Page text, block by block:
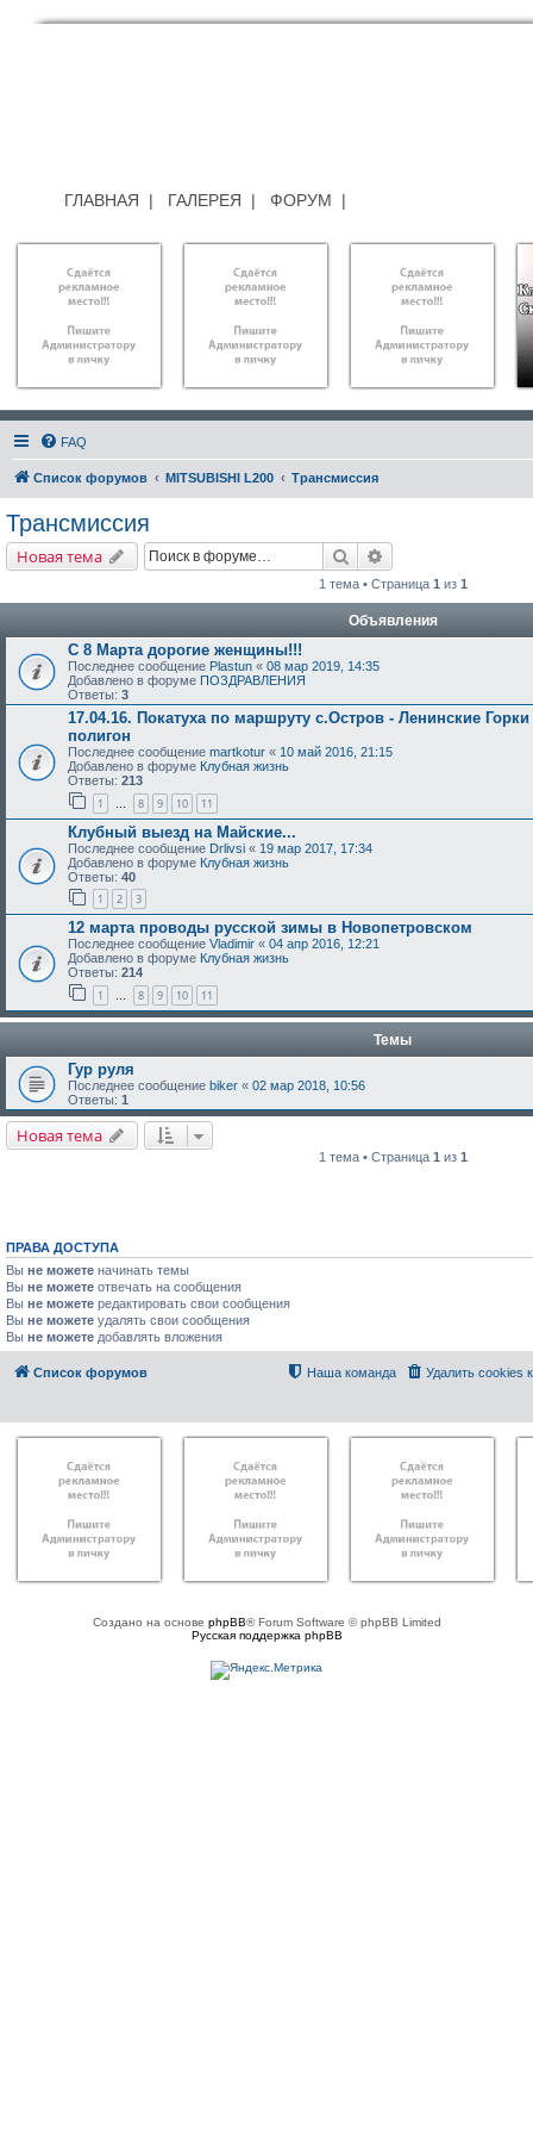
ГЛАВНАЯ | ГАЛЕРЕЯ | ФОРУМ |
FAQ
Список форумов MITSUBISHI L200 Трансмиссия
Трансмиссия
Новая тема Поиск
1 тема • Страница 1 из 1
Объявления
С 8 Марта дорогие женщины!!!
Последнее сообщение Plastun « 08 мар 2019, 14:35
Добавлено в форуме ПОЗДРАВЛЕНИЯ
Ответы: 3
17.04.16. Покатуха по маршруту с.Остров - Ленинские
полигон
Последнее сообщение martkotur « 10 май 2016, 21:15
Добавлено в форуме Клубная жизнь
Ответы: 213
1 … 8 9 10 11
Клубный выезд на Майские...
Последнее сообщение Drlivsi « 19 мар 2017, 17:34
Добавлено в форуме Клубная жизнь
Ответы: 40
1 2 3
12 марта проводы русской зимы в Новопетровском
Последнее сообщение Vladimir « 04 апр 2016, 12:21
Добавлено в форуме Клубная жизнь
Ответы: 214
1 … 8 9 10 11
Темы
Гур руля
Последнее сообщение biker « 02 мар 2018, 10:56
Ответы: 1
Новая тема
1 тема • Страница 1 из 1
ПРАВА ДОСТУПА
Вы не можете начинать темы
Вы не можете отвечать на сообщения
Вы не можете редактировать свои сообщения
Вы не можете удалять свои сообщения
Вы не можете добавлять вложения
Список форумов Удалить cookies
Наша команда
Создано на основе phpBB® Forum Software © phpBB Limited
Русская поддержка phpBB